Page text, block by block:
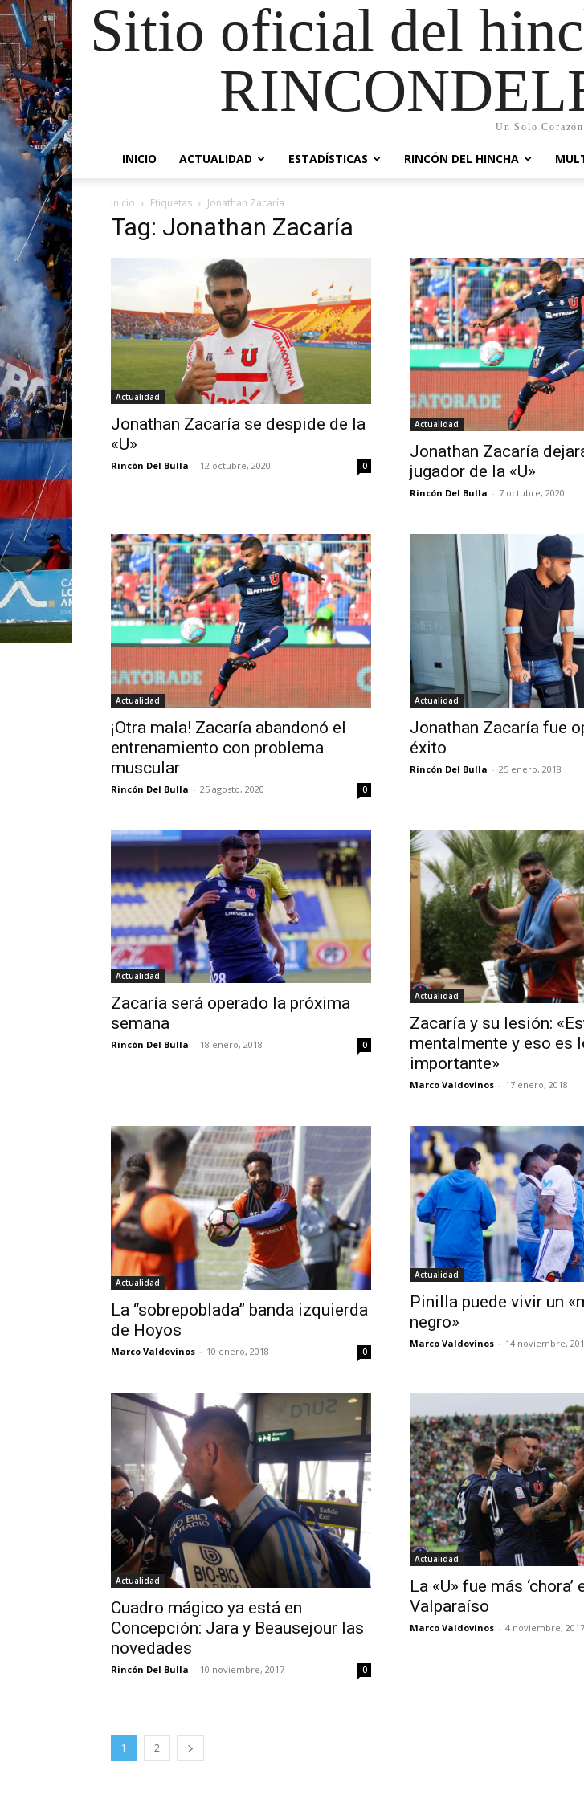
Sitio oficial del
Un Solo Corazón
INICIO ACTUALIDAD ESTADÍSTICAS RINCÓN DEL HINCHA
Inicio Etiquetas Jonathan Zacaría
Tag: Jonathan Zacaría
Actualidad
Jonathan Zacaría se despide de la
«U»
Rincón Del Bulla - 12 octubre, 2020 0
Actualidad
Jonathan Zacaría
jugador de la «U»
Rincón Del Bulla - 7 octubre, 2020
Actualidad
¡Otra mala! Zacaría abandonó el
entrenamiento con problema
muscular
Rincón Del Bulla - 25 agosto, 2020 0
Actualidad
Jonathan Zacaría fue
éxito
Rincón Del Bulla - 25 enero, 2018
Actualidad
Zacaría será operado la próxima
semana
Rincón Del Bulla - 18 enero, 2018 0
Actualidad
Zacaría y su lesión:
mentalmente y eso es
importante»
Marco Valdovinos - 17 enero, 2018
Actualidad
La “sobrepoblada” banda izquierda
de Hoyos
Marco Valdovinos - 10 enero, 2018 0
Actualidad
Pinilla puede vivir un
negro»
Marco Valdovinos - 14 noviembre,
Actualidad
Cuadro mágico ya está en
Concepción: Jara y Beausejour las
novedades
Rincón Del Bulla - 10 noviembre, 2017 0
Actualidad
La «U» fue más ‘chora’
Valparaíso
Marco Valdovinos - 4 noviembre, 2017
1 2